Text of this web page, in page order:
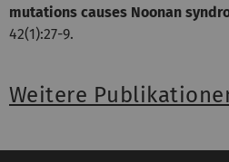
mutations causes Noonan
42(1):27-9.
Weitere